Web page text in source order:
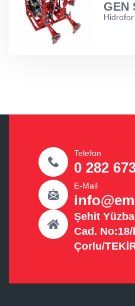
GEN
Telefon
0 282
E-Mail
Şehit
Cad. No:18/
Çorlu/